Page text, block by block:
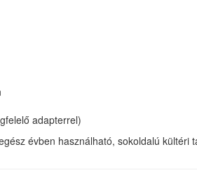
adapterrel)
évben használható, sokoldalú